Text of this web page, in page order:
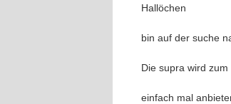
Hallöchen
bin auf der suche
Die supra wird
einfach mal